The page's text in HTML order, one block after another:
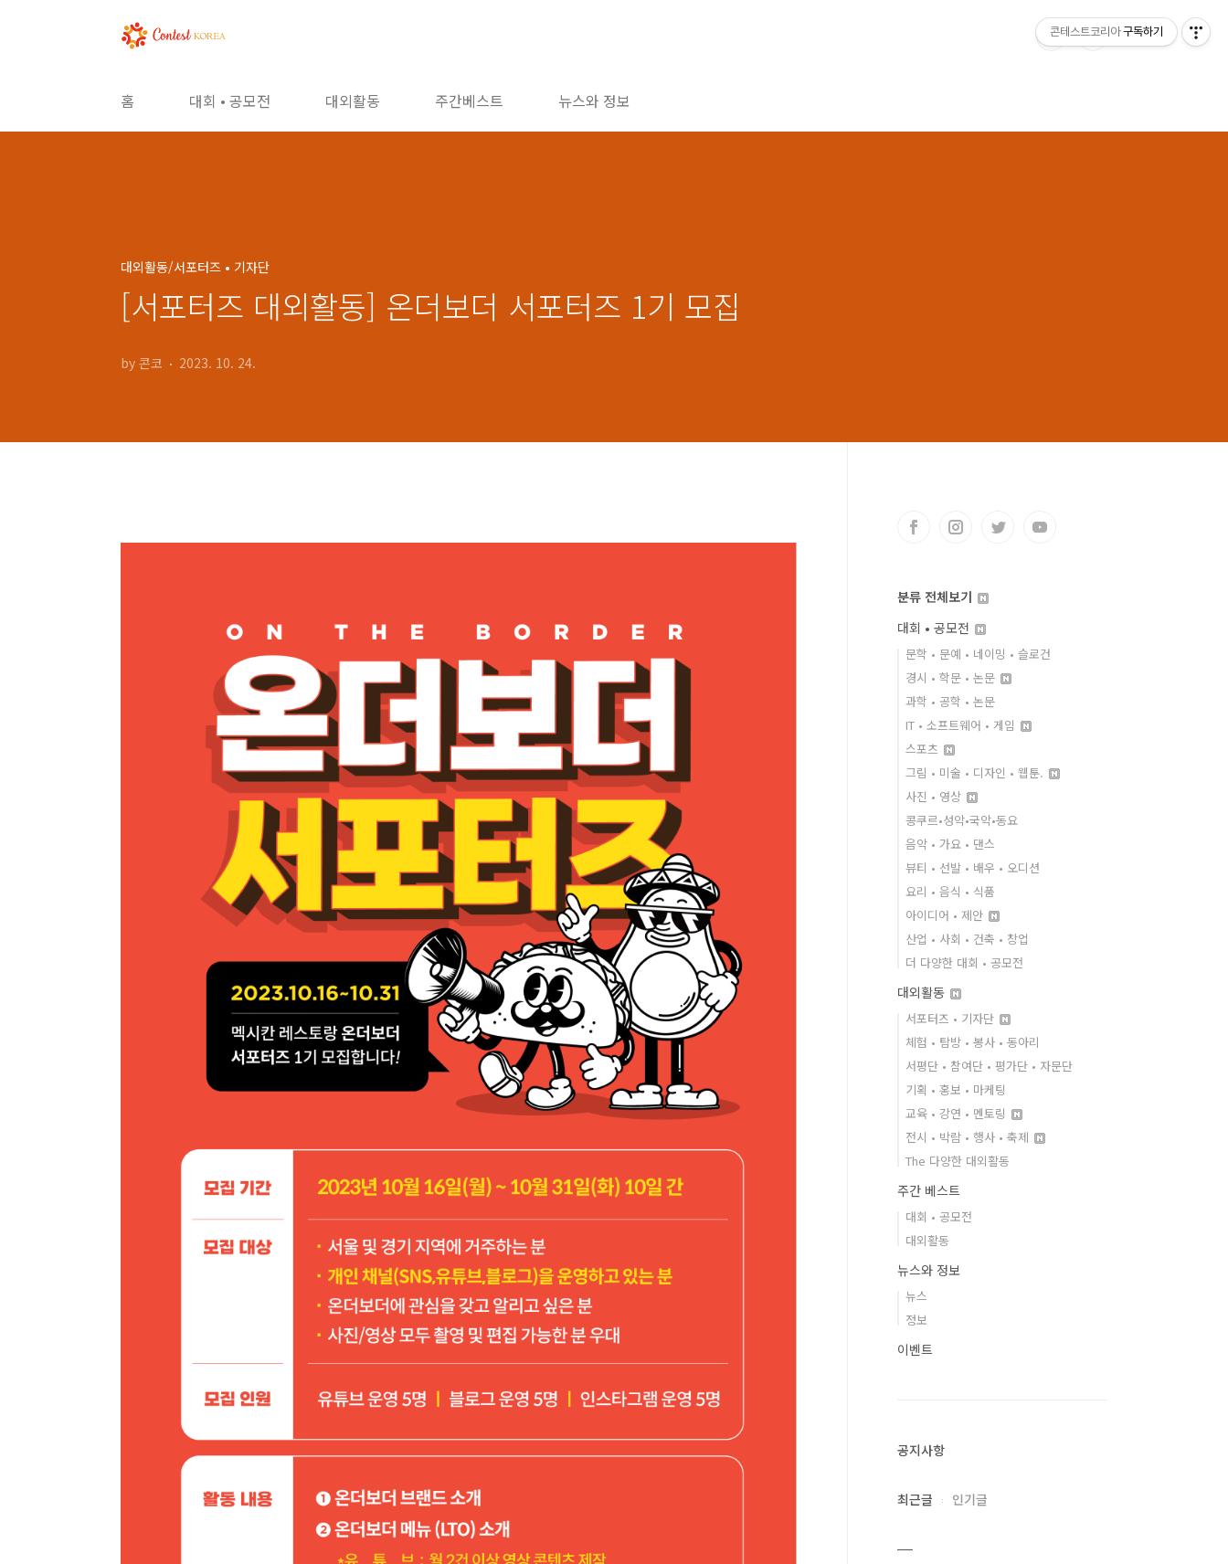
홈 대회 • 공모전 대외활동 주간베스트 뉴스와 정보
대외활동/서포터즈 • 기자단
[서포터즈 대외활동] 온더보더 서포터즈 1기 모집
by 콘코 2023. 10. 24.
분류 전체보기
대회 • 공모전
문학 • 문예 • 네이밍 • 슬로건
경시 • 학문 • 논문
과학 • 공학 • 논문
IT • 소프트웨어 • 게임
스포츠
그림 • 미술 • 디자인 • 웹툰.
사진 • 영상
콩쿠르•성악•국악•동요
음악 • 가요 • 댄스
뷰티 • 선발 • 배우 • 오디션
요리 • 음식 • 식품
아이디어 • 제안
산업 • 사회 • 건축 • 창업
더 다양한 대회 • 공모전
대외활동
서포터즈 • 기자단
체험 • 탐방 • 봉사 • 동아리
서평단 • 참여단 • 평가단 • 자문단
기획 • 홍보 • 마케팅
교육 • 강연 • 멘토링
전시 • 박람 • 행사 • 축제
The 다양한 대외활동
주간 베스트
대회 • 공모전
대외활동
뉴스와 정보
뉴스
정보
이벤트
공지사항
최근글 인기글
콘테스트코리아 구독하기